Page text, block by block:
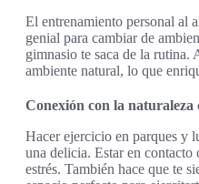
El entrenamiento personal al
genial para cambiar de
gimnasio te saca de la rutina.
ambiente natural, lo que
Conexión con la
Hacer ejercicio en parques y
una delicia. Estar en
estrés. También hace que te